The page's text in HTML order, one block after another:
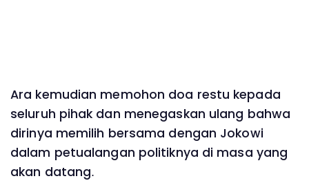
Ara kemudian memohon doa restu kepada
seluruh pihak dan menegaskan ulang bahwa
dirinya memilih bersama dengan Jokowi
dalam petualangan politiknya di masa yang
akan datang.